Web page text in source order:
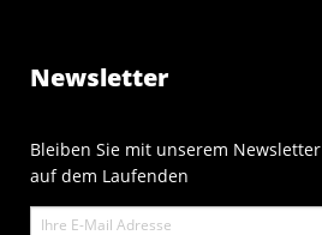
Newsletter
Bleiben Sie mit unserem Newsletter
auf dem Laufenden
E-